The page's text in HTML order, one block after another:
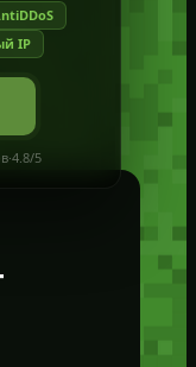
IP
·4.8/5